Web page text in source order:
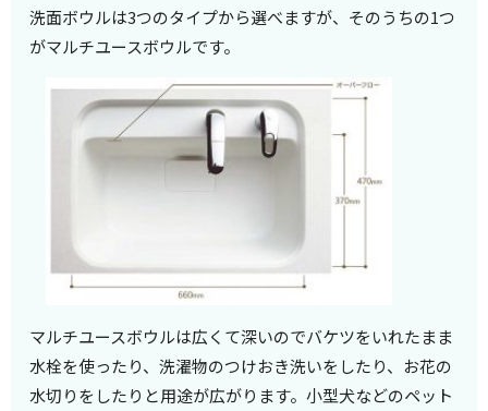
洗面ボウルは3つのタイプから選べますが、そのうちの1つ
がマルチユースボウルです。
マルチユースボウルは広くて深いのでバケツをいれたまま
水栓を使ったり、洗濯物のつけおき洗いをしたり、お花の
水切りをしたりと用途が広がります。小型犬などのペット